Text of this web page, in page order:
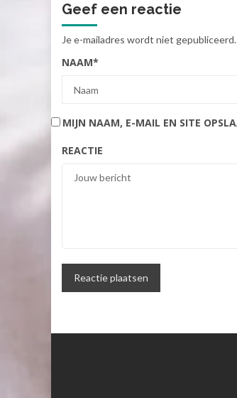
Geef een reactie
Je e-mailadres wordt niet gepubliceerd.
NAAM*
MIJN NAAM, E-MAIL EN SITE
REACTIE